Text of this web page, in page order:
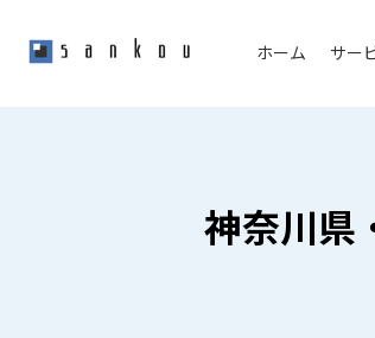
ホーム サー
神奈川県